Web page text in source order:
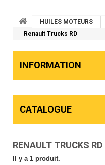
HUILES MOTEURS
Renault Trucks RD
INFORMATION
CATALOGUE
RENAULT TRUCKS RD
Il y a 1 produit.